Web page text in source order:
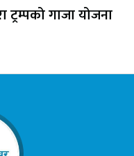
ट्रम्पको गाजा योजना